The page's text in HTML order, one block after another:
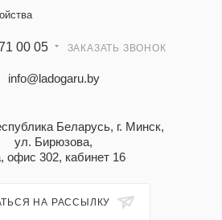
00 05 ЗАКАЗАТЬ ЗВОНОК
info@ladogaru.by
Беларусь, г. Минск,
ул. Бирюзова,
офис 302, кабинет 16
НА РАССЫЛКУ